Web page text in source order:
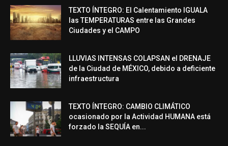
TEXTO ÍNTEGRO: El Calentamiento IGUALA
las TEMPERATURAS entre las Grandes
Ciudades y el CAMPO
LLUVIAS INTENSAS COLAPSAN el DRENAJE
de la Ciudad de MÉXICO, debido a deficiente
infraestructura
TEXTO ÍNTEGRO: CAMBIO CLIMÁTICO
ocasionado por la Actividad HUMANA está
forzado la SEQUÍA en...